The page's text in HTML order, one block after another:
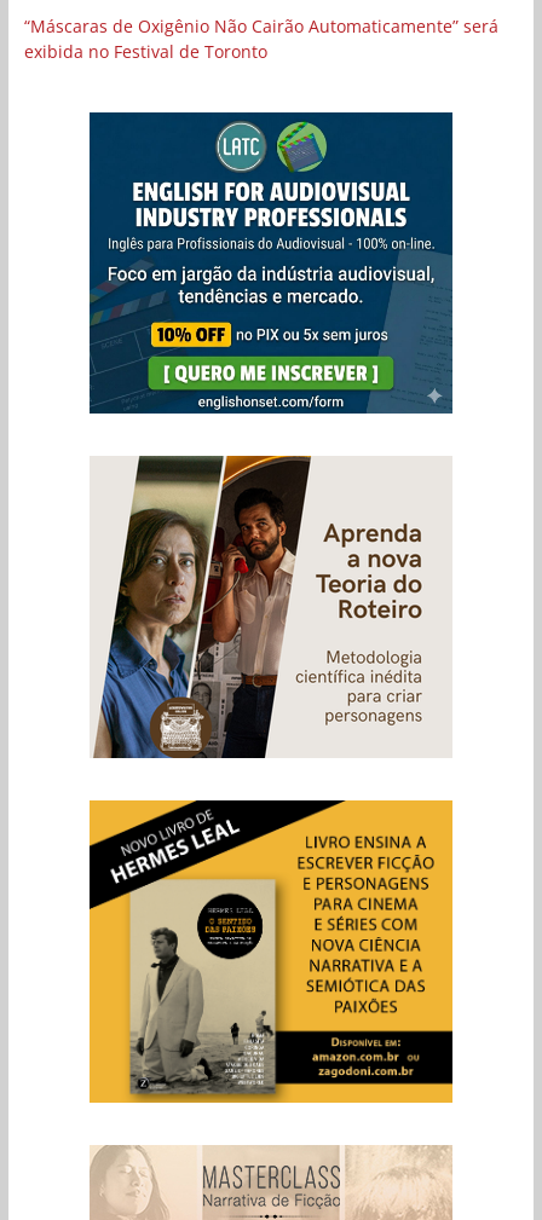
“Máscaras de Oxigênio Não Cairão Automaticamente” será
exibida no Festival de Toronto